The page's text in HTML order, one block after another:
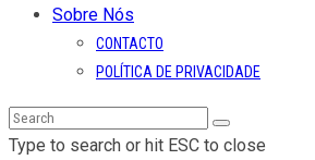
Sobre Nós
CONTACTO
POLÍTICA DE PRIVACIDADE
Type to search or hit ESC to close